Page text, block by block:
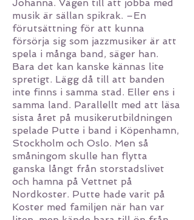
Johanna. Vägen till att jobba med
musik är sällan spikrak. –En
förutsättning för att kunna
försörja sig som jazzmusiker är att
spela i många band, säger han.
Bara det kan kanske kännas lite
spretigt. Lägg då till att banden
inte finns i samma stad. Eller ens i
samma land. Parallellt med att läsa
sista året på musikerutbildningen
spelade Putte i band i Köpenhamn,
Stockholm och Oslo. Men så
småningom skulle han flytta
ganska långt från storstadslivet
och hamna på Vettnet på
Nordkoster. Putte hade varit på
Koster med familjen när han var